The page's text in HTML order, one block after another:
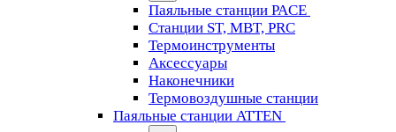
Паяльные станции PACE
Станции ST, MBT, PRC
Термоинструменты
Аксессуары
Наконечники
Термовоздушные станции
Паяльные станции ATTEN